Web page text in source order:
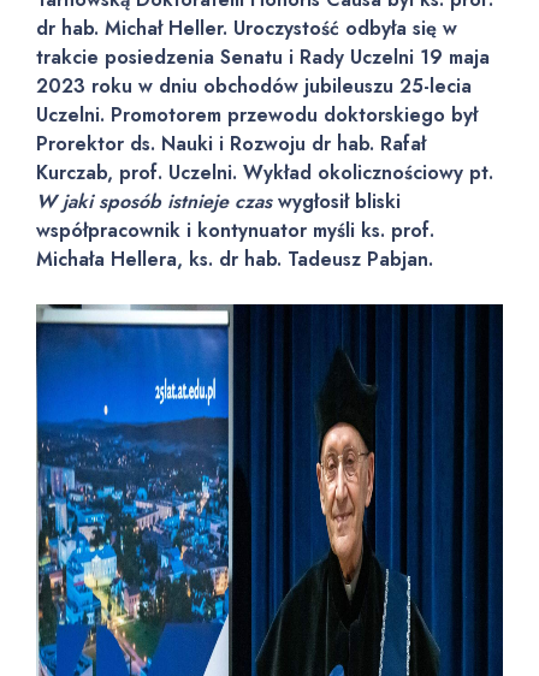
dr hab. Michał Heller. Uroczystość odbyła się w
trakcie posiedzenia Senatu i Rady Uczelni 19 maja
2023 roku w dniu obchodów jubileuszu 25-lecia
Uczelni. Promotorem przewodu doktorskiego był
Prorektor ds. Nauki i Rozwoju dr hab. Rafał
Kurczab, prof. Uczelni. Wykład okolicznościowy pt.
W jaki sposób istnieje czaswygłosił bliski
współpracownik i kontynuator myśli ks. prof.
Michała Hellera, ks. dr hab. Tadeusz Pabjan.